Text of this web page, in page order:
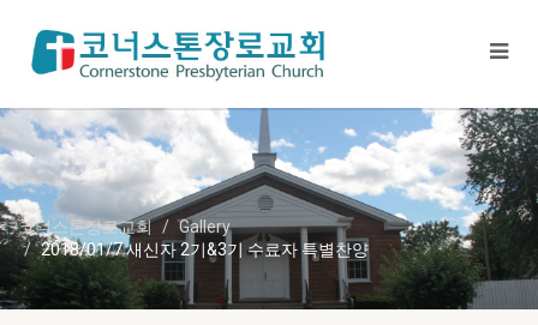
코너스톤장로교회
Gallery
2018/01/7 새신자 2기&3기 수료자 특별찬양